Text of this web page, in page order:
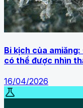
Bi kịch của
có thể được nhìn
16/04/2026
science